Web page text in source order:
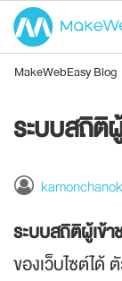
MakeWebEasy Blog
ระบบสถิติ
kamonchanok
ระบบสถิติผู้เข้า
ของเว็บไซต์ได้